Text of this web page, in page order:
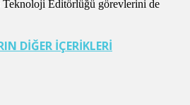
Editörlüğü görevlerini de
DİĞER İÇERİKLERİ